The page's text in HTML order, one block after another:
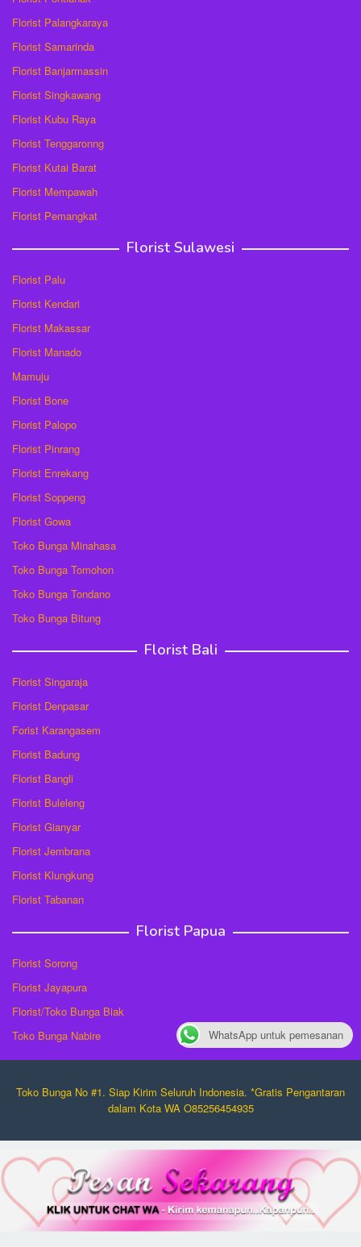
Florist Palangkaraya
Florist Samarinda
Florist Banjarmassin
Florist Singkawang
Florist Kubu Raya
Florist Tenggaronng
Florist Kutai Barat
Florist Mempawah
Florist Pemangkat
Florist Sulawesi
Florist Palu
Florist Kendari
Florist Makassar
Florist Manado
Mamuju
Florist Bone
Florist Palopo
Florist Pinrang
Florist Enrekang
Florist Soppeng
Florist Gowa
Toko Bunga Minahasa
Toko Bunga Tomohon
Toko Bunga Tondano
Toko Bunga Bitung
Florist Bali
Florist Singaraja
Florist Denpasar
Forist Karangasem
Florist Badung
Florist Bangli
Florist Buleleng
Florist Gianyar
Florist Jembrana
Florist Klungkung
Florist Tabanan
Florist Papua
Florist Sorong
Florist Jayapura
Florist/Toko Bunga Biak
Toko Bunga Nabire
Toko Bunga No #1. Siap Kirim Seluruh Indonesia. *Gratis Pengantaran
dalam Kota WA O85256454935
WhatsApp untuk pemesanan